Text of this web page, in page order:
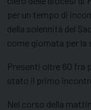
per un tempo di
della solennità del
come giornata per
Presenti oltre 60 fra
stato il primo
Nel corso della